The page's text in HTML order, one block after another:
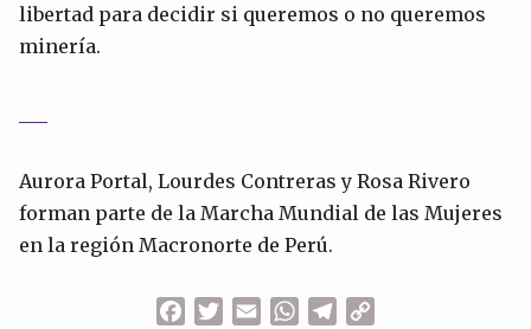
libertad para decidir si queremos o no queremos
minería.
Aurora Portal, Lourdes Contreras y Rosa Rivero
forman parte de la Marcha Mundial de las Mujeres
en la región Macronorte de Perú.
FacebookTwitterEmailWhatsApp
Telegram